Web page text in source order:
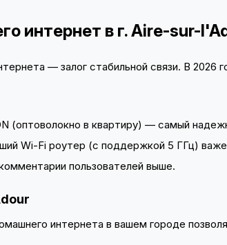
интернет в г. Aire-sur-
— залог стабильной связи. В 2026
(оптоволокно в квартиру) — самый
Wi-Fi роутер (с поддержкой 5 ГГц)
пользователей выше.
интернета в вашем городе